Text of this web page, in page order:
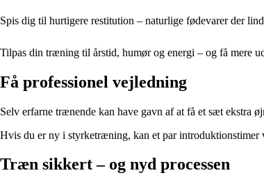
Spis dig til hurtigere restitution – naturlige fødevarer der
Tilpas din træning til årstid, humør og energi – og få mere
Få professionel vejledning
Selv erfarne trænende kan have gavn af at få et sæt ekstra
Hvis du er ny i styrketræning, kan et par
Træn sikkert – og nyd processen